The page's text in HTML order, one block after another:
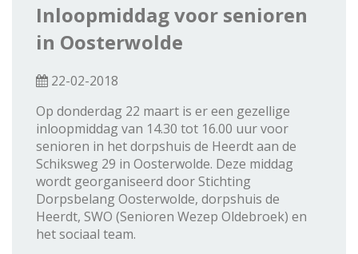
Inloopmiddag voor senioren
in Oosterwolde
22-02-2018
Op donderdag 22 maart is er een gezellige
inloopmiddag van 14.30 tot 16.00 uur voor
senioren in het dorpshuis de Heerdt aan de
Schiksweg 29 in Oosterwolde. Deze middag
wordt georganiseerd door Stichting
Dorpsbelang Oosterwolde, dorpshuis de
Heerdt, SWO (Senioren Wezep Oldebroek) en
het sociaal team.